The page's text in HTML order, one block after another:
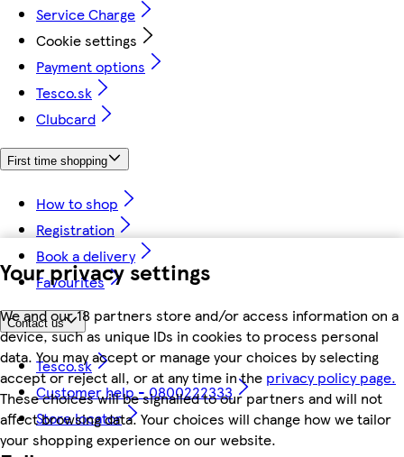
Your privacy settings
We and our 18 partners store and/or access information on a
device, such as unique IDs in cookies to process personal
data. You may accept or manage your choices by selecting
accept or reject all, or at any time in the privacy policy page.
These choices will be signalled to our partners and will not
affect browsing data. Your choices will change how we tailor
your shopping experience on our website.
Service Charge
Cookie settings
Payment options
Tesco.sk
Clubcard
First time shopping
How to shop
Registration
Book a delivery
Favourites
Contact us
Tesco.sk
Customer help - 0800222333
Store locator